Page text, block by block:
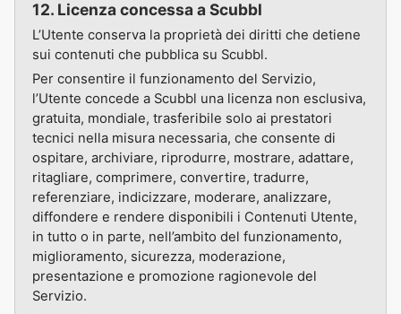
12. Licenza concessa a Scubbl
L’Utente conserva la proprietà dei diritti che detiene
sui contenuti che pubblica su Scubbl.
Per consentire il funzionamento del Servizio,
l’Utente concede a Scubbl una licenza non esclusiva,
gratuita, mondiale, trasferibile solo ai prestatori
tecnici nella misura necessaria, che consente di
ospitare, archiviare, riprodurre, mostrare, adattare,
ritagliare, comprimere, convertire, tradurre,
referenziare, indicizzare, moderare, analizzare,
diffondere e rendere disponibili i Contenuti Utente,
in tutto o in parte, nell’ambito del funzionamento,
miglioramento, sicurezza, moderazione,
presentazione e promozione ragionevole del
Servizio.